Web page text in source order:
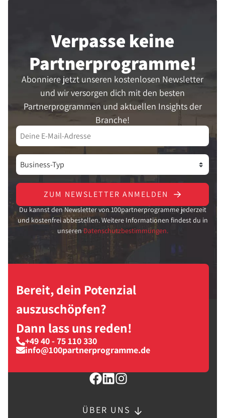
Verpasse keine
Partner­programme!
Abonniere jetzt unseren kostenlosen Newsletter
und wir versorgen dich mit den besten
Partnerprogrammen und aktuellen Insights der
Branche!
ZUM NEWSLETTER ANMELDEN
Du kannst den Newsletter von 100partnerprogramme jederzeit
und kostenfrei abbestellen. Weitere Informationen findest du in
unseren Datenschutzbestimmungen.
Bereit, dein Potenzial
auszuschöpfen?
Dann lass uns reden!
+49 40 - 75 110 330
info@100partnerprogramme.de
ÜBER UNS